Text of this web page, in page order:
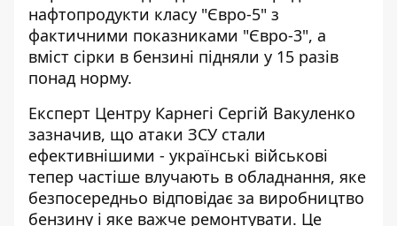
нафтопродукти класу "Євро-5" з
фактичними показниками "Євро-3", а
вміст сірки в бензині підняли у 15 разів
понад норму.
Експерт Центру Карнегі Сергій Вакуленко
зазначив, що атаки ЗСУ стали
ефективнішими - українські військові
тепер частіше влучають в обладнання, яке
безпосередньо відповідає за виробництво
бензину і яке важче ремонтувати. Це